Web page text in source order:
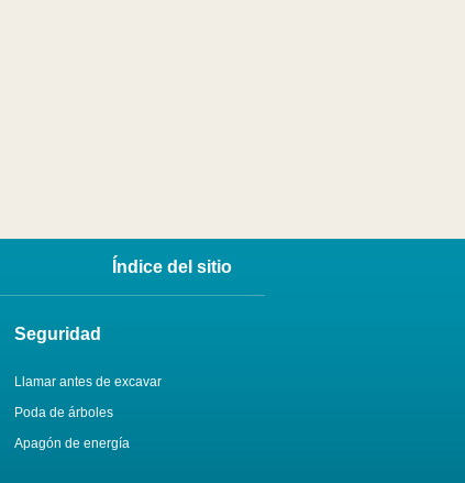
Índice del sitio
Seguridad
Llamar antes de excavar
Poda de árboles
Apagón de energía